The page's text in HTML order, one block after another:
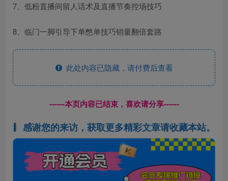
7、低粉直播间留人话术及直播节奏控场技巧
8、临门一脚引导下单憋单技巧销量翻倍套路
此处内容已隐藏，请付费后查看
------本页内容已结束，喜欢请分享------
感谢您的来访，获取更多精彩文章请收藏本站。